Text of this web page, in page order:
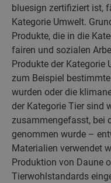
bluesign zertifiziert ist,
Kategorie Umwelt.
Produkte, die in die
fairen und sozialen
Produkte der Kategorie
zum Beispiel
wurden oder die
der Kategorie Tier sind
zusammengefasst, bei
genommen wurde –
Materialien verwendet
Produktion von Daune
Tierwohlstandards